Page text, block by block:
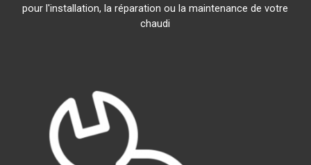
pour l'installation, la réparation ou la maintenance de votre
chaudi